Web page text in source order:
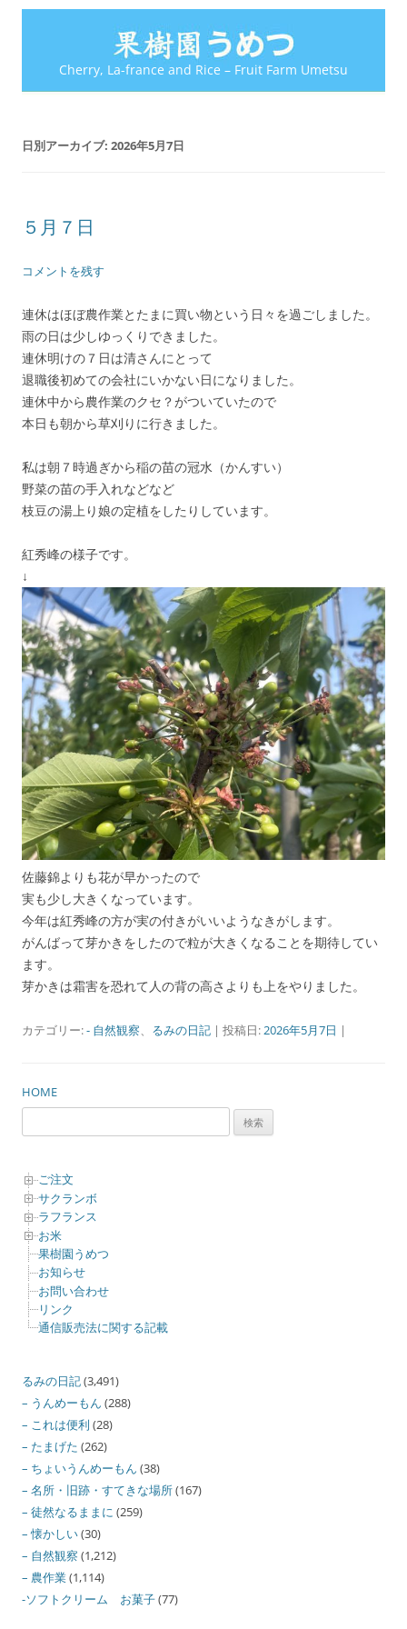
Cherry, La-france and Rice – Fruit Farm Umetsu
日別アーカイブ: 2026年5月7日
５月７日
コメントを残す
連休はほぼ農作業とたまに買い物という日々を過ごしました。
雨の日は少しゆっくりできました。
連休明けの７日は清さんにとって
退職後初めての会社にいかない日になりました。
連休中から農作業のクセ？がついていたので
本日も朝から草刈りに行きました。
私は朝７時過ぎから稲の苗の冠水（かんすい）
野菜の苗の手入れなどなど
枝豆の湯上り娘の定植をしたりしています。
紅秀峰の様子です。
↓
佐藤錦よりも花が早かったので
実も少し大きくなっています。
今年は紅秀峰の方が実の付きがいいようなきがします。
がんばって芽かきをしたので粒が大きくなることを期待してい
ます。
芽かきは霜害を恐れて人の背の高さよりも上をやりました。
カテゴリー:- 自然観察、 るみの日記 | 投稿日:2026年5月7日 |
HOME
検
ご注文
サクランボ
ラフランス
お米
果樹園うめつ
お知らせ
お問い合わせ
リンク
通信販売法に関する記載
るみの日記(3,491)
– うんめーもん (288)
– これは便利 (28)
– たまげた (262)
– ちょいうんめーもん (38)
– 名所・旧跡・すてきな場所(167)
– 徒然なるままに (259)
– 懐かしい(30)
– 自然観察 (1,212)
– 農作業(1,114)
-ソフトクリーム お菓子(77)